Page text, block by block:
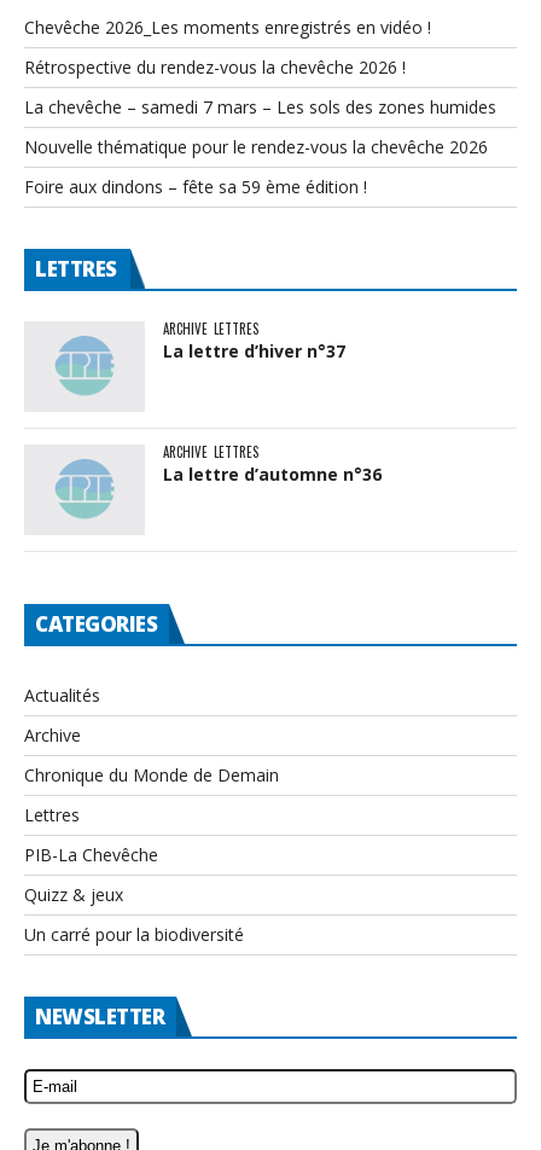
Chevêche 2026_Les moments enregistrés en vidéo !
Rétrospective du rendez-vous la chevêche 2026 !
La chevêche – samedi 7 mars – Les sols des zones humides
Nouvelle thématique pour le rendez-vous la chevêche 2026
Foire aux dindons – fête sa 59 ème édition !
LETTRES
ARCHIVE LETTRES
La lettre d’hiver n°37
ARCHIVE LETTRES
La lettre d’automne n°36
CATEGORIES
Actualités
Archive
Chronique du Monde de Demain
Lettres
PIB-La Chevêche
Quizz & jeux
Un carré pour la biodiversité
NEWSLETTER